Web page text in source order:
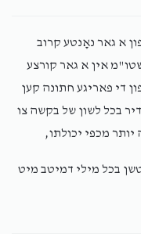
Joseph Glick
א גאר נאָנטע קרוב
אין א גאר קורצע
די פאריגע חתונה קען
בכל לשון של בקשה צו
מכפי יכולתו,
בכל מילי דמיטב מיט